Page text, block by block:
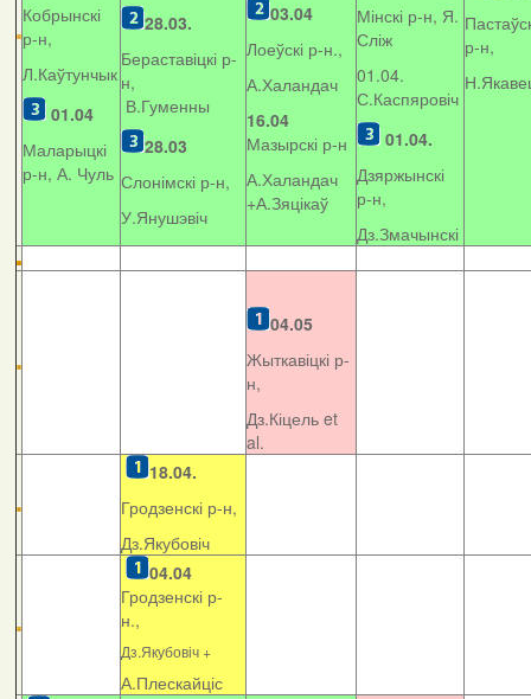
Кобрынскі
р-н,
Л.Каўтунчык
01.04
Маларыцкі
р-н, А. Чуль
28.03.
Бераставіцкі р-
н,
В.Гуменны
28.03
Слонімскі р-н,
У.Янушэвіч
03.04
Лоеўскі р-н.,
А.Халандач
16.04
Мазырскі р-н
А.Халандач
+А.Зяцікаў
Мінскі р-н, Я.
Сліж
01.04.
С.Каспяровіч
01.04.
Дзяржынскі
р-н,
Дз.Змачынскі
р-н,
04.05
Жыткавіцкі р-
н,
Дз.Кіцель et
al.
18.04.
Гродзенскі р-н,
Дз.Якубовіч
04.04
Гродзенскі р-
н.,
Дз.Якубовіч +
А.Плескайціс